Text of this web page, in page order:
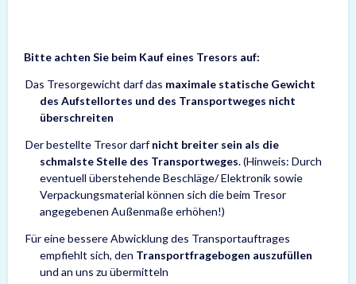
Bitte achten Sie beim Kauf eines Tresors auf:
Das Tresorgewicht darf das maximale statische Gewicht
des Aufstellortes und des Transportweges nicht
überschreiten
Der bestellte Tresor darfnicht breiter sein als die
schmalste Stelle des Transportweges. (Hinweis: Durch
eventuell überstehende Beschläge/ Elektronik sowie
Verpackungsmaterial können sich die beim Tresor
angegebenen Außenmaße erhöhen!)
Für eine bessere Abwicklung des Transportauftrages
empfiehlt sich, den Transportfragebogen auszufüllen
und an uns zu übermitteln